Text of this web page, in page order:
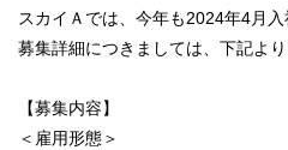
スカイＡでは、今年も2024年4月入
募集詳細につきましては、下記より
【募集内容】
＜雇用形態＞